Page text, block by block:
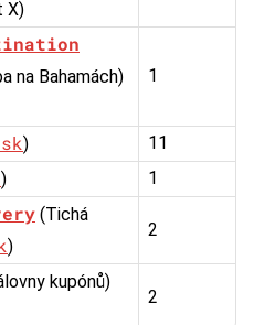
X)
na Bahamách)
1
)
11
) 1
(Tichá
)
2
kupónů)
2